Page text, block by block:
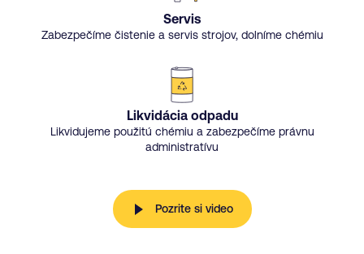
Servis
Zabezpečíme čistenie a servis strojov, dolníme chémiu
Likvidácia odpadu
Likvidujeme použitú chémiu a zabezpečíme právnu
administratívu
Pozrite si video